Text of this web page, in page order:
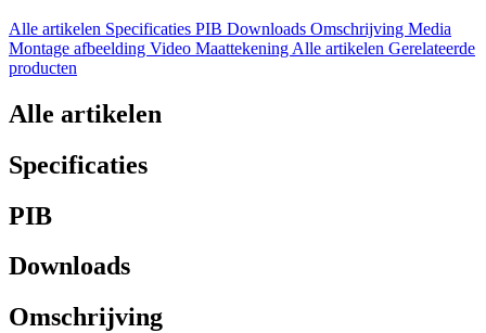
Alle artikelen Specificaties PIB Downloads Omschrijving Media
Montage afbeelding Video Maattekening Alle artikelen Gerelateerde
producten
Alle artikelen
Specificaties
PIB
Downloads
Omschrijving